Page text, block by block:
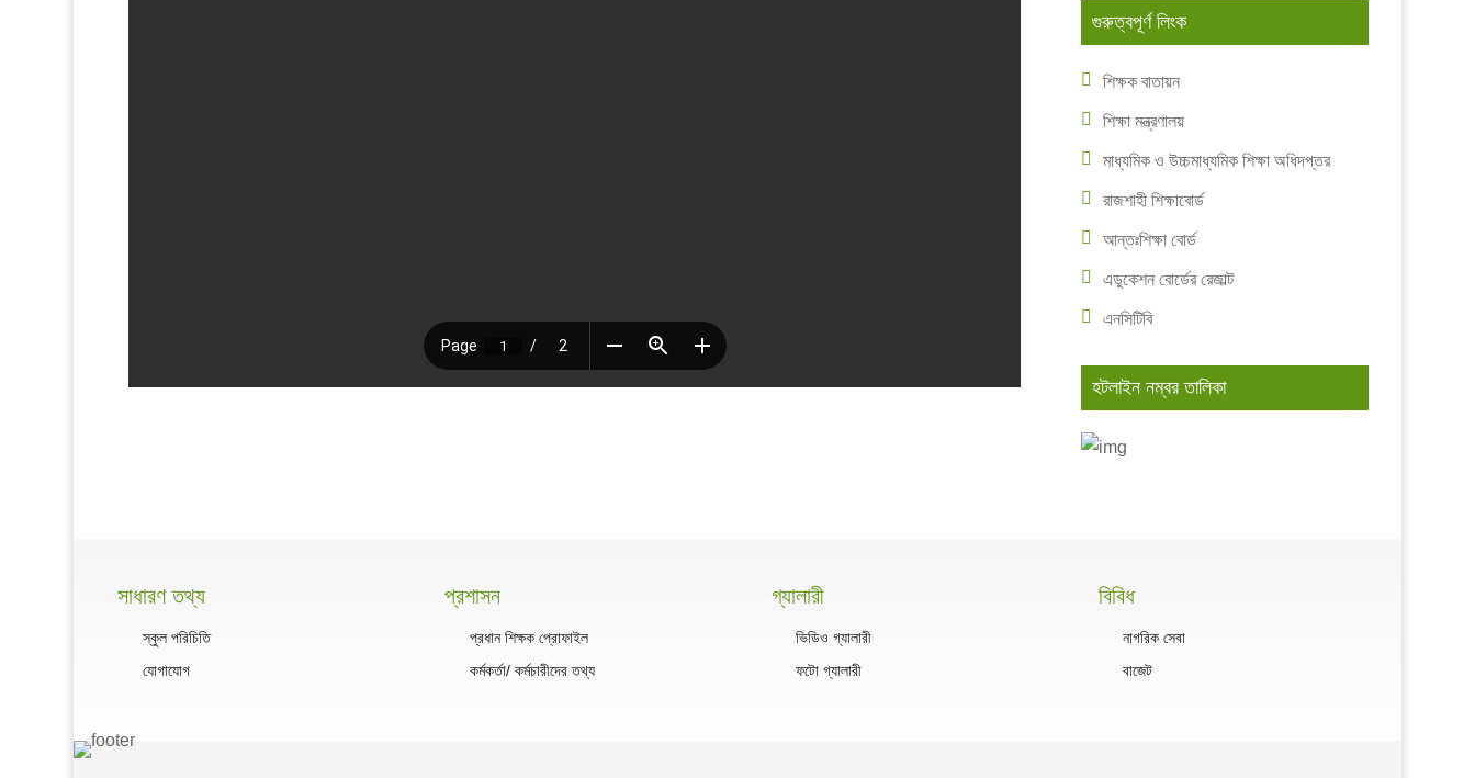
গুরুত্বপূর্ণ লিংক
শিক্ষক বাতায়ন
শিক্ষা মন্ত্রণালয়
মাধ্যমিক ও উচ্চমাধ্যমিক শিক্ষা অধিদপ্তর
রাজশাহী শিক্ষাবোর্ড
আন্তঃশিক্ষা বোর্ড
এডুকেশন বোর্ডের রেজাল্ট
এনসিটিবি
হটলাইন নম্বর তালিকা
সাধারণ তথ্য
স্কুল পরিচিতি
যোগাযোগ
প্রশাসন
প্রধান শিক্ষক প্রোফাইল
কর্মকর্তা/ কর্মচারীদের তথ্য
গ্যালারী
ভিডিও গ্যালারী
ফটো গ্যালারী
বিবিধ
নাগরিক সেবা
বাজেট